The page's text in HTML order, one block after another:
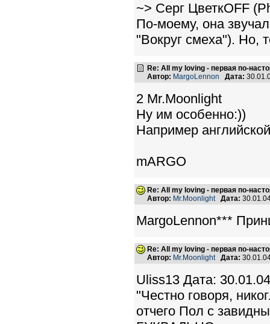
~> Серг ЦветкOFF
По-моему, она
"Вокруг смеха"). Но,
Re: All my loving - первая по-
Автор: MargoLennon Дата:
2 Mr.Moonlight
Ну им особенно:))
Например
mARGO
Re: All my loving - первая по-
Автор: Mr.Moonlight Дата:
MargoLennon***
Re: All my loving - первая по-
Автор: Mr.Moonlight Дата:
Uliss13 Дата:
"Честно говоря,
отчего Пол с